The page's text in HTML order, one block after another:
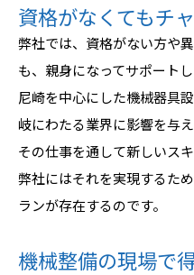
資格がなくてもチ
弊社では、資格がない方や
も、親身になってサポートし
尼崎を中心にした機械器具
岐にわたる業界に影響を与
その仕事を通して新しいス
弊社にはそれを実現するた
ランが存在するのです。
機械整備の現場で